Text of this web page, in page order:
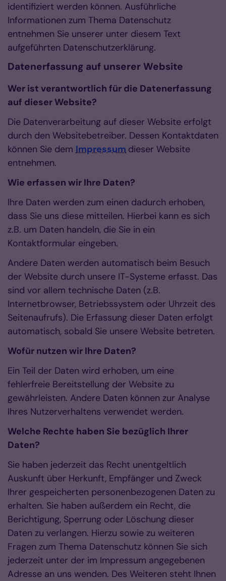
identifiziert werden können. Ausführliche
Informationen zum Thema Datenschutz
entnehmen Sie unserer unter diesem Text
aufgeführten Datenschutzerklärung.
Datenerfassung auf unserer Website
Wer ist verantwortlich für die Datenerfassung
auf dieser Website?
Die Datenverarbeitung auf dieser Website erfolgt
durch den Websitebetreiber. Dessen Kontaktdaten
können Sie dem Impressum dieser Website
entnehmen.
Wie erfassen wir Ihre Daten?
Ihre Daten werden zum einen dadurch erhoben,
dass Sie uns diese mitteilen. Hierbei kann es sich
z.B. um Daten handeln, die Sie in ein
Kontaktformular eingeben.
Andere Daten werden automatisch beim Besuch
der Website durch unsere IT-Systeme erfasst. Das
sind vor allem technische Daten (z.B.
Internetbrowser, Betriebssystem oder Uhrzeit des
Seitenaufrufs). Die Erfassung dieser Daten erfolgt
automatisch, sobald Sie unsere Website betreten.
Wofür nutzen wir Ihre Daten?
Ein Teil der Daten wird erhoben, um eine
fehlerfreie Bereitstellung der Website zu
gewährleisten. Andere Daten können zur Analyse
Ihres Nutzerverhaltens verwendet werden.
Welche Rechte haben Sie bezüglich Ihrer
Daten?
Sie haben jederzeit das Recht unentgeltlich
Auskunft über Herkunft, Empfänger und Zweck
Ihrer gespeicherten personenbezogenen Daten zu
erhalten. Sie haben außerdem ein Recht, die
Berichtigung, Sperrung oder Löschung dieser
Daten zu verlangen. Hierzu sowie zu weiteren
Fragen zum Thema Datenschutz können Sie sich
jederzeit unter der im Impressum angegebenen
Adresse an uns wenden. Des Weiteren steht Ihnen